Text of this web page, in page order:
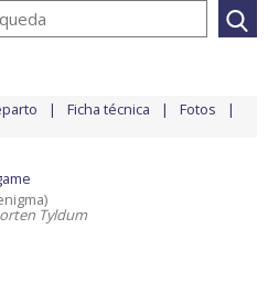
Ficha técnica Fotos
Tyldum